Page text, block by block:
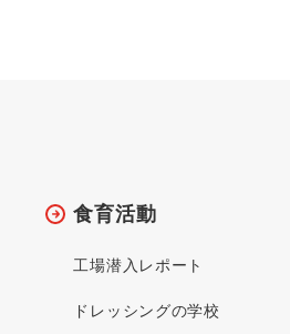
食育活動
工場潜入レポート
ドレッシングの学校